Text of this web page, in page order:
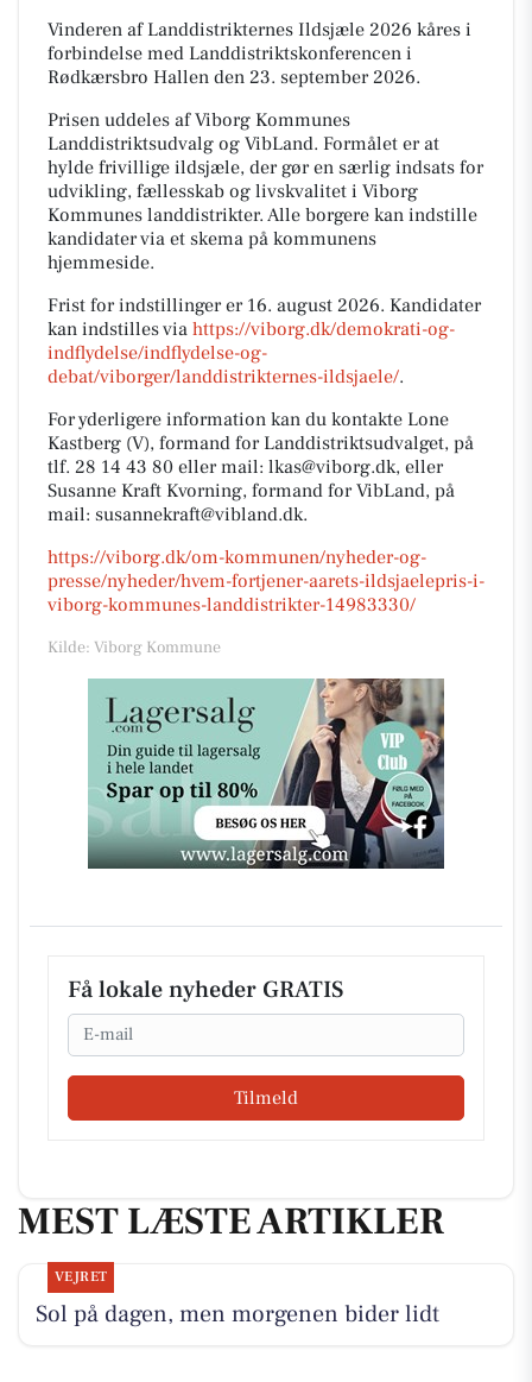
Vinderen af Landdistrikternes Ildsjæle 2026 kåres i
forbindelse med Landdistriktskonferencen i
Rødkærsbro Hallen den 23. september 2026.
Prisen uddeles af Viborg Kommunes
Landdistriktsudvalg og VibLand. Formålet er at
hylde frivillige ildsjæle, der gør en særlig indsats for
udvikling, fællesskab og livskvalitet i Viborg
Kommunes landdistrikter. Alle borgere kan indstille
kandidater via et skema på kommunens
hjemmeside.
Frist for indstillinger er 16. august 2026. Kandidater
kan indstilles via https://viborg.dk/demokrati-og-
indflydelse/indflydelse-og-
debat/viborger/landdistrikternes-ildsjaele/.
For yderligere information kan du kontakte Lone
Kastberg (V), formand for Landdistriktsudvalget, på
tlf. 28 14 43 80 eller mail: lkas@viborg.dk, eller
Susanne Kraft Kvorning, formand for VibLand, på
mail: susannekraft@vibland.dk.
https://viborg.dk/om-kommunen/nyheder-og-
presse/nyheder/hvem-fortjener-aarets-ildsjaelepris-i-
viborg-kommunes-landdistrikter-14983330/
Kilde: Viborg Kommune
Få lokale nyheder GRATIS
Email
Tilmeld
MEST LÆSTE ARTIKLER
VEJRET
Sol på dagen, men morgenen bider lidt